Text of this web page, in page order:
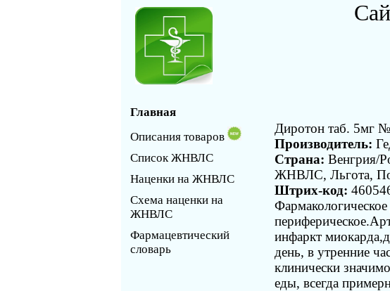
Главная
Описания товаров
Список ЖНВЛС
Наценки на ЖНВЛС
Схема наценки на
ЖНВЛС
Фармацевтический
словарь
Диротон таб. 5мг
Производитель:
Страна: Венгрия/
ЖНВЛС, Льгота, По
Штрих-код:
инфаркт
день, в утренние
клинически
еды, всегда